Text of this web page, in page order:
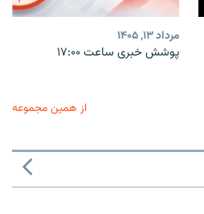
مرداد ۱۳, ۱۴۰۵
پوشش خبری ساعت ۱۷:۰۰
از همین مجموعه